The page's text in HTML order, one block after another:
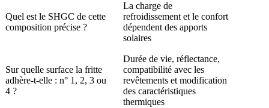
Quel est le SHGC de cette
composition précise ?
La charge de
refroidissement et le confort
dépendent des apports
solaires
Sur quelle surface la fritte
adhère-t-elle : n° 1, 2, 3 ou
4 ?
Durée de vie, réflectance,
compatibilité avec les
revêtements et modification
des caractéristiques
thermiques